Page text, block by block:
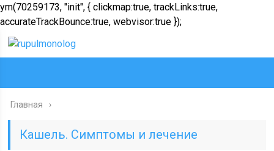
ym(70259173, "init", { clickmap:true, trackLinks:true,
accurateTrackBounce:true, webvisor:true });
Главная
Кашель. Симптомы и лечение